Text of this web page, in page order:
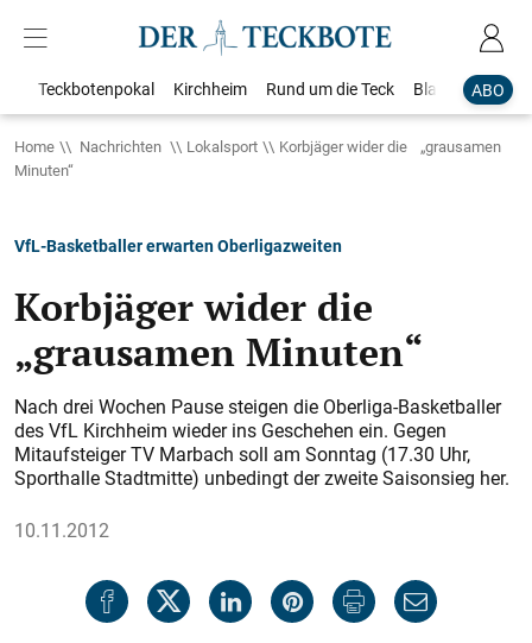
ABO
Teckbotenpokal Kirchheim Rund um die Teck Blaulicht
Home Nachrichten Lokalsport
Korbjäger wider die „grausamen
Minuten“
VfL-Basketballer erwarten Oberligazweiten
Korbjäger wider die
„grausamen Minuten“
Nach drei Wochen Pause steigen die Oberliga-Basketballer
des VfL Kirchheim wieder ins Geschehen ein. Gegen
Mitaufsteiger TV Marbach soll am Sonntag (17.30 Uhr,
Sporthalle Stadtmitte) unbedingt der zweite Saisonsieg her.
10.11.2012